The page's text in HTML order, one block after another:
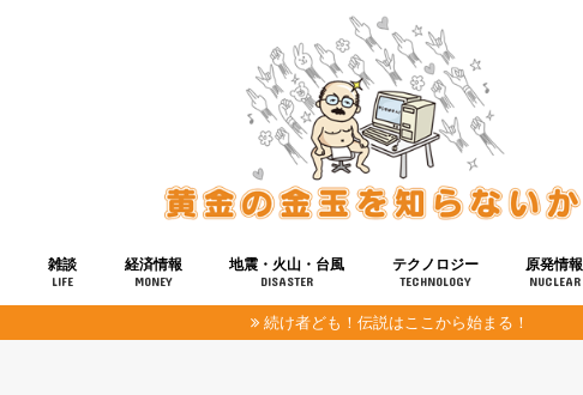
雑談
LIFE
経済情報
MONEY
地震・火山・台風
DISASTER
テクノロジー
TECHNOLOGY
健康
宇宙
原発情報
NUCLEAR
続け者ども！伝説はここから始まる！